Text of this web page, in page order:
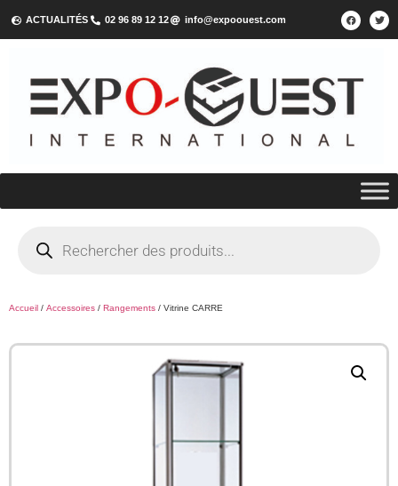
ACTUALITÉS 02 96 89 12 12 info@expoouest.com
Accueil / Accessoires / Rangements / Vitrine CARRE